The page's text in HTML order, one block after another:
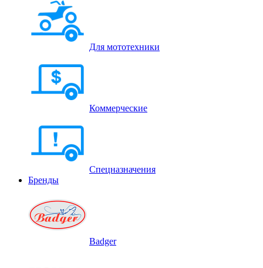
Для мототехники
Коммерческие
Спецназначения
Бренды
Badger